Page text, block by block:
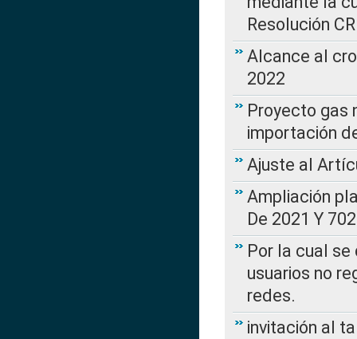
Resolución
Alcance al
2022
Proyecto gas
importación
Ajuste al
Ampliación
De 2021 Y
Por la cual
usuarios no
redes.
invitación al